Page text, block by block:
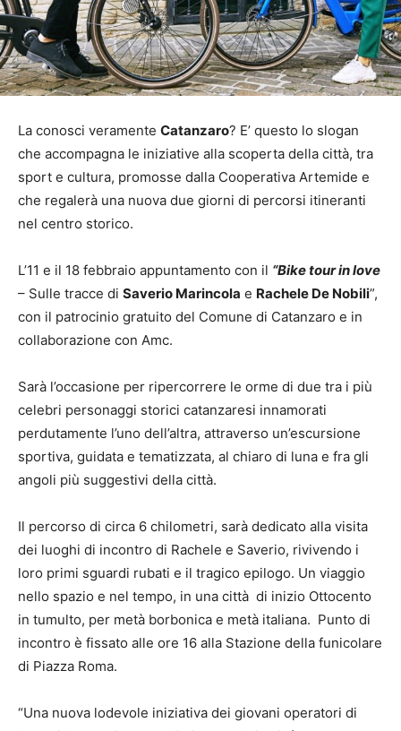
La conosci veramente Catanzaro? E’ questo lo slogan
che accompagna le iniziative alla scoperta della città, tra
sport e cultura, promosse dalla Cooperativa Artemide e
che regalerà una nuova due giorni di percorsi itineranti
nel centro storico.
L’11 e il 18 febbraio appuntamento con il “Bike tour in love
– Sulle tracce di Saverio Marincola e Rachele De Nobili”,
con il patrocinio gratuito del Comune di Catanzaro e in
collaborazione con Amc.
Sarà l’occasione per ripercorrere le orme di due tra i più
celebri personaggi storici catanzaresi innamorati
perdutamente l’uno dell’altra, attraverso un’escursione
sportiva, guidata e tematizzata, al chiaro di luna e fra gli
angoli più suggestivi della città.
Il percorso di circa 6 chilometri, sarà dedicato alla visita
dei luoghi di incontro di Rachele e Saverio, rivivendo i
loro primi sguardi rubati e il tragico epilogo. Un viaggio
nello spazio e nel tempo, in una città di inizio Ottocento
in tumulto, per metà borbonica e metà italiana. Punto di
incontro è fissato alle ore 16 alla Stazione della funicolare
di Piazza Roma.
“Una nuova lodevole iniziativa dei giovani operatori di